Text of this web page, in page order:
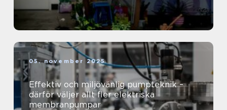
05. november 2025
Effektiv och miljövänlig pumpteknik –
därför väljer allt fler elektriska
membranpumpar